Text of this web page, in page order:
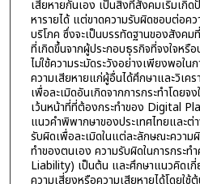
เสียหายกันเอง เป็นสิ่งที่สังคมเริ่มเกิ
หารายได้ แต่ขาดความรับผิดชอบต่อค
บริโภค ซึ่งจะเป็นบรรทัดฐานของสังค
ที่เกิดขึ้นจากผู้ประกอบธุรกิจที่จงใจหรื
ไม่ใช้ความระมัดระวังอย่างเพียงพอใน
ความเสียหายแก่ผู้อื่นได้ศึกษาและวิเค
เพื่อละเมิดอันเกิดจากการกระทำโดยจ
เว้นหน้าที่ที่ต้องกระทำของ Digital
แนวคำพิพากษาของประเทศไทยและต่
รับผิดเพื่อละเมิดในแต่ละลักษณะความ
ทำของตนเอง ความรับผิดในการกระ
Liability) เป็นต้น และศึกษาแนวคิดเกี่
ความเสี่ยงหรือความเสียหายได้โดยใ